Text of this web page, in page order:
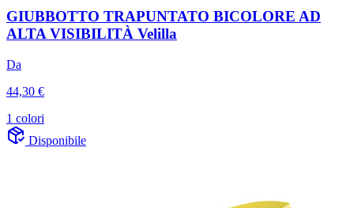
GIUBBOTTO TRAPUNTATO BICOLORE AD
ALTA VISIBILITÀ Velilla
Da
44,30 €
1 colori
Disponibile